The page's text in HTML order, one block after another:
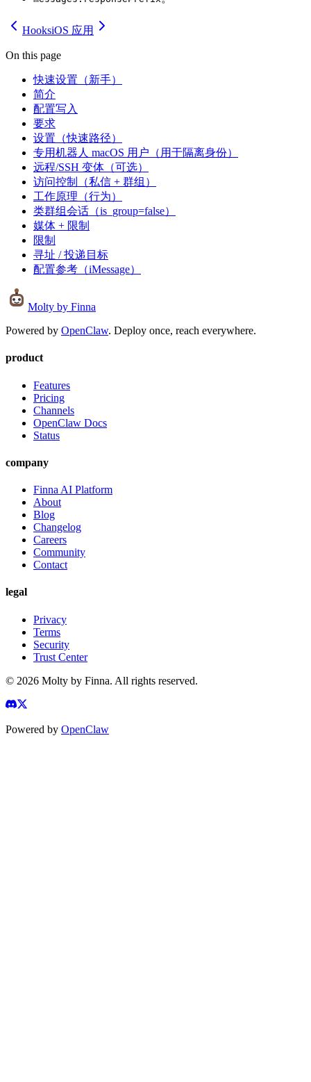
HooksiOS 应用
On this page
快速设置（新手）
简介
配置写入
要求
设置（快速路径）
专用机器人 macOS 用户（用于隔离身份）
远程/SSH 变体（可选）
访问控制（私信 + 群组）
工作原理（行为）
类群组会话（is_group=false）
媒体 + 限制
限制
寻址 / 投递目标
配置参考（iMessage）
Molty by Finna
Powered by OpenClaw. Deploy once, reach everywhere.
product
Features
Pricing
Channels
OpenClaw Docs
Status
company
Finna AI Platform
About
Blog
Changelog
Careers
Community
Contact
legal
Privacy
Terms
Security
Trust Center
© 2026 Molty by Finna. All rights reserved.
Powered by OpenClaw